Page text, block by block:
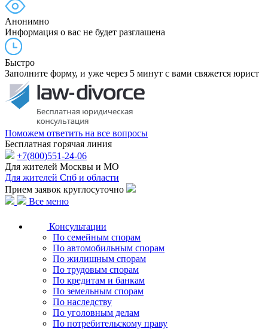
Анонимно
Информация о вас не будет разглашена
Быстро
Заполните форму, и уже через 5 минут с вами свяжется юрист
Поможем ответить на все вопросы
Бесплатная горячая линия
+7(800)551-24-06
Для жителей Москвы и МО
Для жителей Спб и области
Прием заявок круглосуточно
Все меню
Консультации
По семейным спорам
По автомобильным спорам
По жилищным спорам
По трудовым спорам
По кредитам и банкам
По земельным спорам
По наследству
По уголовным делам
По потребительскому праву